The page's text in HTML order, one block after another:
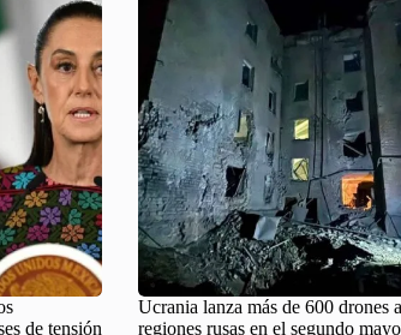
de tensión
Ucrania lanza más de 600 drones
regiones rusas en el segundo